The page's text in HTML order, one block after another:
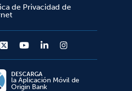
de Privacidad de
DESCARGA
la Aplicación Móvil de
Origin Bank